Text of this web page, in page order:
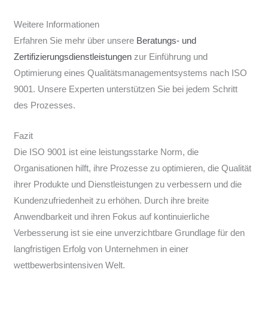
Weitere Informationen
Erfahren Sie mehr über unsere Beratungs- und
Zertifizierungsdienstleistungen zur Einführung und
Optimierung eines Qualitätsmanagementsystems nach ISO
9001. Unsere Experten unterstützen Sie bei jedem Schritt
des Prozesses.
Fazit
Die ISO 9001 ist eine leistungsstarke Norm, die
Organisationen hilft, ihre Prozesse zu optimieren, die Qualität
ihrer Produkte und Dienstleistungen zu verbessern und die
Kundenzufriedenheit zu erhöhen. Durch ihre breite
Anwendbarkeit und ihren Fokus auf kontinuierliche
Verbesserung ist sie eine unverzichtbare Grundlage für den
langfristigen Erfolg von Unternehmen in einer
wettbewerbsintensiven Welt.